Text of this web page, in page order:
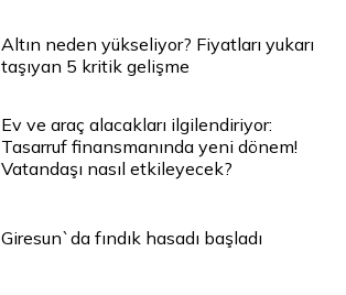
Altın neden yükseliyor? Fiyatları yukarı
taşıyan 5 kritik gelişme
Ev ve araç alacakları ilgilendiriyor:
Tasarruf finansmanında yeni dönem!
Vatandaşı nasıl etkileyecek?
Giresun`da fındık hasadı başladı